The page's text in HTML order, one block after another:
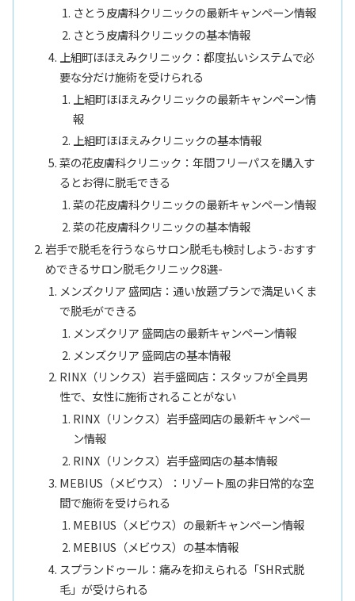
さとう皮膚科クリニックの最新キャンペーン情報
さとう皮膚科クリニックの基本情報
上組町ほほえみクリニック：都度払いシステムで必
要な分だけ施術を受けられる
上組町ほほえみクリニックの最新キャンペーン情
報
上組町ほほえみクリニックの基本情報
菜の花皮膚科クリニック：年間フリーパスを購入す
るとお得に脱毛できる
菜の花皮膚科クリニックの最新キャンペーン情報
菜の花皮膚科クリニックの基本情報
岩手で脱毛を行うならサロン脱毛も検討しよう-おすす
めできるサロン脱毛クリニック8選-
メンズクリア 盛岡店：通い放題プランで満足いくま
で脱毛ができる
メンズクリア 盛岡店の最新キャンペーン情報
メンズクリア 盛岡店の基本情報
RINX（リンクス）岩手盛岡店：スタッフが全員男
性で、女性に施術されることがない
RINX（リンクス）岩手盛岡店の最新キャンペー
ン情報
RINX（リンクス）岩手盛岡店の基本情報
MEBIUS（メビウス）：リゾート風の非日常的な空
間で施術を受けられる
MEBIUS（メビウス）の最新キャンペーン情報
MEBIUS（メビウス）の基本情報
スプランドゥール：痛みを抑えられる「SHR式脱
毛」が受けられる